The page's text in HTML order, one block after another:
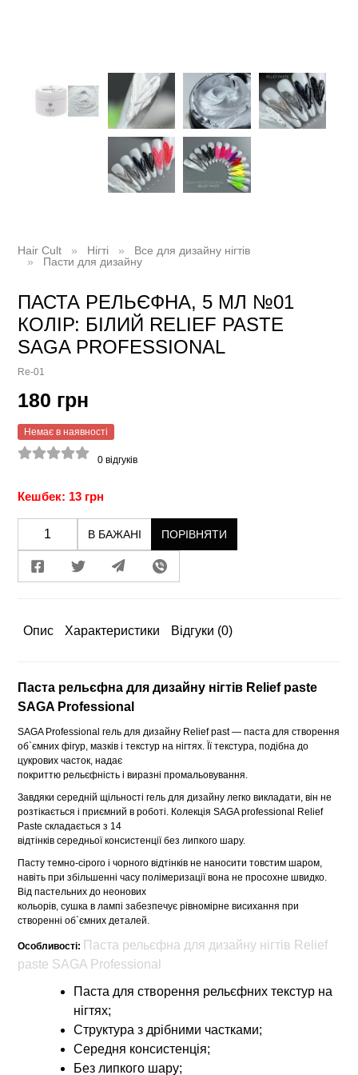
Hair Cult Нігті
Все для дизайну нігтів
Пасти для дизайну
ПАСТА РЕЛЬЄФНА, 5 МЛ №01
КОЛІР: БІЛИЙ RELIEF PASTE
SAGA PROFESSIONAL
Re-01
180 грн
Немає в наявності
0 відгуків
Кешбек: 13 грн
В БАЖАНІ ПОРІВНЯТИ
Опис Характеристики Відгуки (0)
Паста рельєфна для дизайну нігтів Relief paste
SAGA Professional
SAGA Professional гель для дизайну Relief past — паста для створення
об`ємних фігур, мазків і текстур на нігтях. Її текстура, подібна до
цукрових часток, надає
покриттю рельєфність і виразні промальовування.
Завдяки середній щільності гель для дизайну легко викладати, він не
розтікається і приємний в роботі. Колекція SAGA professional Relief
Paste складається з 14
відтінків середньої консистенції без липкого шару.
Пасту темно-сірого і чорного відтінків не наносити товстим шаром,
навіть при збільшенні часу полімеризації вона не просохне швидко.
Від пастельних до неонових
кольорів, сушка в лампі забезпечує рівномірне висихання при
створенні об`ємних деталей.
Особливості: Паста рельєфна для дизайну нігтів Relief
paste SAGA Professional
Паста для створення рельєфних текстур на
нігтях;
Структура з дрібними частками;
Середня консистенція;
Без липкого шару;